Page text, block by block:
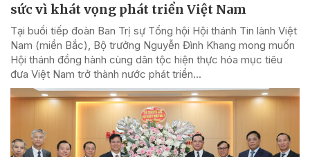
sức vì khát vọng phát triển Việt Nam
Tại buổi tiếp đoàn Ban Trị sự Tổng hội Hội thánh Tin lành Việt
Nam (miền Bắc), Bộ trưởng Nguyễn Đình Khang mong muốn
Hội thánh đồng hành cùng dân tộc hiện thực hóa mục tiêu
đưa Việt Nam trở thành nước phát triển...